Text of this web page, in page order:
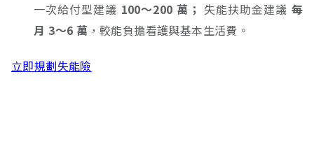
一次給付型建議 100～200 萬； 失能扶助金建議 每
月 3～6 萬 ，較能負擔看護與基本生活費。
立即規劃失能險